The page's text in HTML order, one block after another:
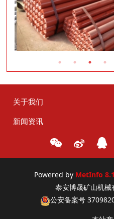
关于我们
新闻资讯
Powered by MetInfo 8.1
泰安博晟矿山机
公安备案号